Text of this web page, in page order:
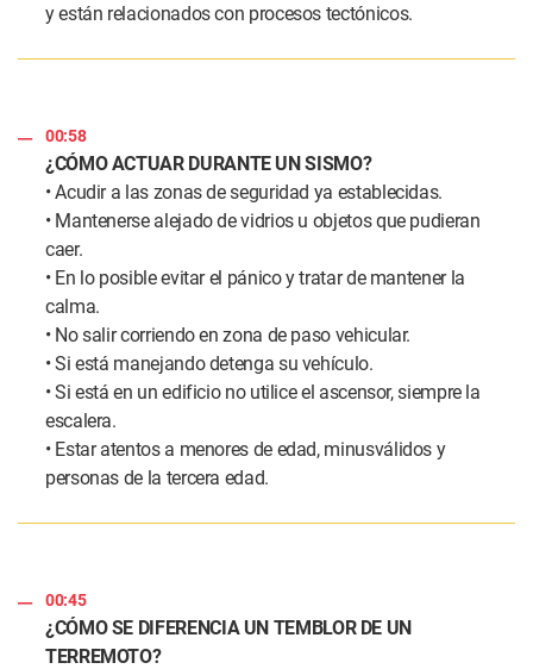
y están relacionados con procesos tectónicos.
00:58
¿CÓMO ACTUAR DURANTE UN SISMO?
• Acudir a las zonas de seguridad ya establecidas.
• Mantenerse alejado de vidrios u objetos que pudieran
caer.
• En lo posible evitar el pánico y tratar de mantener la
calma.
• No salir corriendo en zona de paso vehicular.
• Si está manejando detenga su vehículo.
• Si está en un edificio no utilice el ascensor, siempre la
escalera.
• Estar atentos a menores de edad, minusválidos y
personas de la tercera edad.
00:45
¿CÓMO SE DIFERENCIA UN TEMBLOR DE UN
TERREMOTO?